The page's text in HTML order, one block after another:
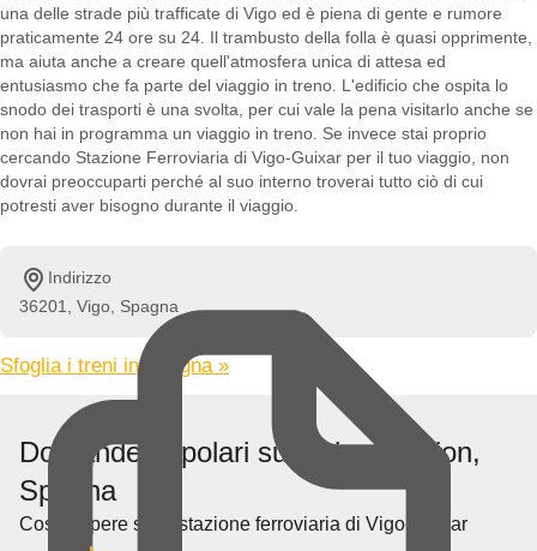
una delle strade più trafficate di Vigo ed è piena di gente e rumore
praticamente 24 ore su 24. Il trambusto della folla è quasi opprimente,
ma aiuta anche a creare quell'atmosfera unica di attesa ed
entusiasmo che fa parte del viaggio in treno. L'edificio che ospita lo
snodo dei trasporti è una svolta, per cui vale la pena visitarlo anche se
non hai in programma un viaggio in treno. Se invece stai proprio
cercando Stazione Ferroviaria di Vigo-Guixar per il tuo viaggio, non
dovrai preoccuparti perché al suo interno troverai tutto ciò di cui
potresti aver bisogno durante il viaggio.
Indirizzo
36201, Vigo, Spagna
Sfoglia i treni in Spagna »
Domande popolari su Guixar station,
Spagna
Cosa sapere sulla stazione ferroviaria di Vigo-Guixar